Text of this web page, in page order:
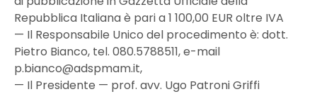
Repubblica Italiana è pari a 1 100,00 EUR oltre IVA
— Il Responsabile Unico del procedimento è: dott.
Pietro Bianco, tel. 080.5788511, e-mail
p.bianco@adspmam.it,
— Il Presidente — prof. avv. Ugo Patroni Griffi